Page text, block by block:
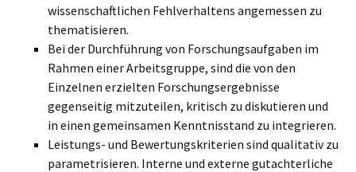
wissenschaftlichen Fehlverhaltens angemessen zu
thematisieren.
Bei der Durchführung von Forschungsaufgaben im
Rahmen einer Arbeitsgruppe, sind die von den
Einzelnen erzielten Forschungsergebnisse
gegenseitig mitzuteilen, kritisch zu diskutieren und
in einen gemeinsamen Kenntnisstand zu integrieren.
Leistungs- und Bewertungskriterien sind qualitativ zu
parametrisieren. Interne und externe gutachterliche